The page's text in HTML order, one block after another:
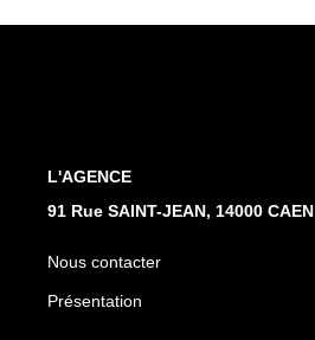
L'AGENCE
91 Rue SAINT-JEAN, 14000 CAEN
Nous contacter
Présentation